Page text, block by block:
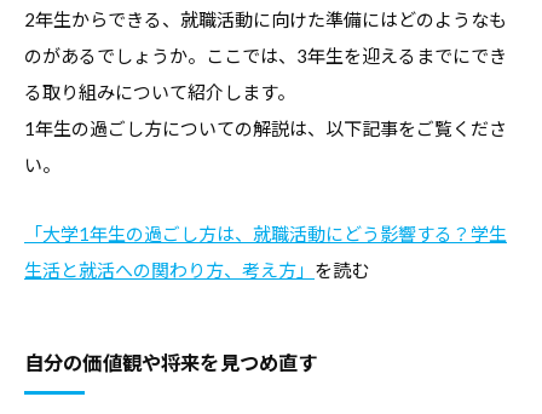
サ
ー
ム
、
職
2年生からできる、就職活動に向けた準備にはどのようなも
のがあるでしょうか。ここでは、3年生を迎えるまでにでき
る取り組みについて紹介します。
1年生の過ごし方についての解説は、以下記事をご覧くださ
い。
「大学1年生の過ごし方は、就職活動にどう影響する？学生
生活と就活への関わり方、考え方」 を読む
自分の価値観や将来を見つめ直す